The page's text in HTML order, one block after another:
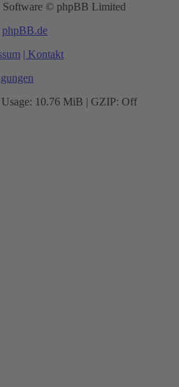
© phpBB Limited
phpBB.de
| Kontakt
Usage: 10.76 MiB | GZIP: Off